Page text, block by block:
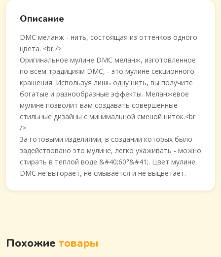
Описание
DMC меланж - нить, состоящая из оттенков одного
цвета. <br />
Оригинальное мулине DMC меланж, изготовленное
по всем традициям DMC, - это мулине секционного
крашения. Используя лишь одну нить, вы получите
богатые и разнообразные эффекты. Меланжевое
мулине позволит вам создавать совершенные
стильные дизайны с минимальной сменой ниток.<br
/>
За готовыми изделиями, в создании которых было
задействовано это мулине, легко ухаживать - можно
стирать в теплой воде &#40;60°&#41;. Цвет мулине
DMC не выгорает, не смывается и не выцветает.
Похожие товары